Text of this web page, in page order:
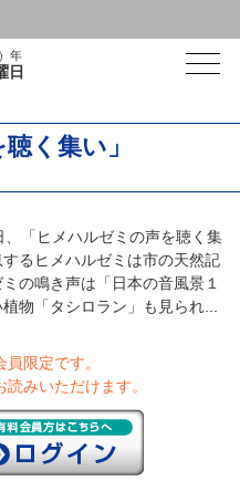
年
日
く集い」
「ヒメハルゼミの声を聴く集
るヒメハルゼミは市の天然記
の鳴き声は「日本の音風景１
物「タシロラン」も見られ...
限定です。
みいただけます。